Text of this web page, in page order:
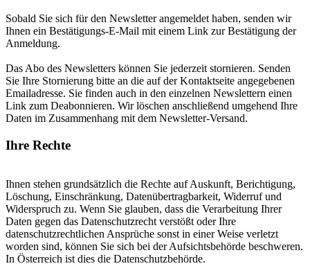
Sobald Sie sich für den Newsletter angemeldet haben, senden wir
Ihnen ein Bestätigungs-E-Mail mit einem Link zur Bestätigung der
Anmeldung.
Das Abo des Newsletters können Sie jederzeit stornieren. Senden
Sie Ihre Stornierung bitte an die auf der Kontaktseite angegebenen
Emailadresse. Sie finden auch in den einzelnen Newslettern einen
Link zum Deabonnieren. Wir löschen anschließend umgehend Ihre
Daten im Zusammenhang mit dem Newsletter-Versand.
Ihre Rechte
Ihnen stehen grundsätzlich die Rechte auf Auskunft, Berichtigung,
Löschung, Einschränkung, Datenübertragbarkeit, Widerruf und
Widerspruch zu. Wenn Sie glauben, dass die Verarbeitung Ihrer
Daten gegen das Datenschutzrecht verstößt oder Ihre
datenschutzrechtlichen Ansprüche sonst in einer Weise verletzt
worden sind, können Sie sich bei der Aufsichtsbehörde beschweren.
In Österreich ist dies die Datenschutzbehörde.